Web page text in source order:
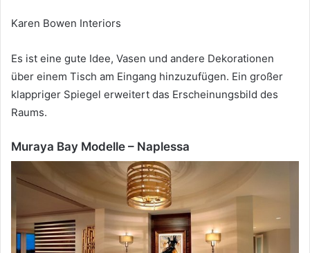
Karen Bowen Interiors
Es ist eine gute Idee, Vasen und andere Dekorationen
über einem Tisch am Eingang hinzuzufügen. Ein großer
klappriger Spiegel erweitert das Erscheinungsbild des
Raums.
Muraya Bay Modelle – Naplessa